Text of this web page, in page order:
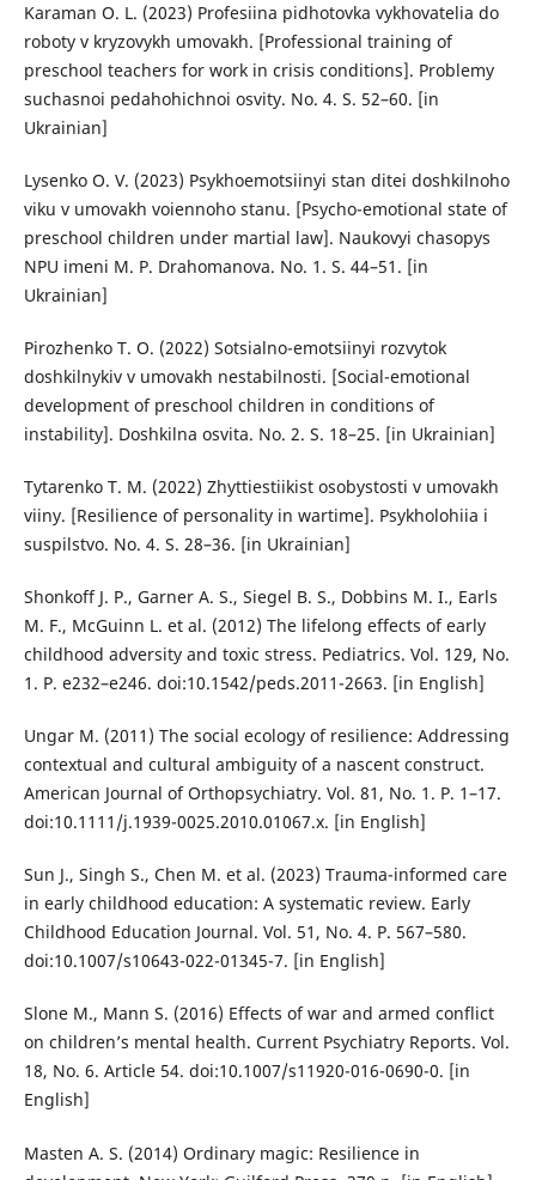
Karaman O. L. (2023) Profesiina pidhotovka vykhovatelia do
roboty v kryzovykh umovakh. [Professional training of
preschool teachers for work in crisis conditions]. Problemy
suchasnoi pedahohichnoi osvity. No. 4. S. 52–60. [in
Ukrainian]
Lysenko O. V. (2023) Psykhoemotsiinyi stan ditei doshkilnoho
viku v umovakh voiennoho stanu. [Psycho-emotional state of
preschool children under martial law]. Naukovyi chasopys
NPU imeni M. P. Drahomanova. No. 1. S. 44–51. [in
Ukrainian]
Pirozhenko T. O. (2022) Sotsialno-emotsiinyi rozvytok
doshkilnykiv v umovakh nestabilnosti. [Social-emotional
development of preschool children in conditions of
instability]. Doshkilna osvita. No. 2. S. 18–25. [in Ukrainian]
Tytarenko T. M. (2022) Zhyttiestiikist osobystosti v umovakh
viiny. [Resilience of personality in wartime]. Psykholohiia i
suspilstvo. No. 4. S. 28–36. [in Ukrainian]
Shonkoff J. P., Garner A. S., Siegel B. S., Dobbins M. I., Earls
M. F., McGuinn L. et al. (2012) The lifelong effects of early
childhood adversity and toxic stress. Pediatrics. Vol. 129, No.
1. P. e232–e246. doi:10.1542/peds.2011-2663. [in English]
Ungar M. (2011) The social ecology of resilience: Addressing
contextual and cultural ambiguity of a nascent construct.
American Journal of Orthopsychiatry. Vol. 81, No. 1. P. 1–17.
doi:10.1111/j.1939-0025.2010.01067.x. [in English]
Sun J., Singh S., Chen M. et al. (2023) Trauma-informed care
in early childhood education: A systematic review. Early
Childhood Education Journal. Vol. 51, No. 4. P. 567–580.
doi:10.1007/s10643-022-01345-7. [in English]
Slone M., Mann S. (2016) Effects of war and armed conflict
on children’s mental health. Current Psychiatry Reports. Vol.
18, No. 6. Article 54. doi:10.1007/s11920-016-0690-0. [in
English]
Masten A. S. (2014) Ordinary magic: Resilience in